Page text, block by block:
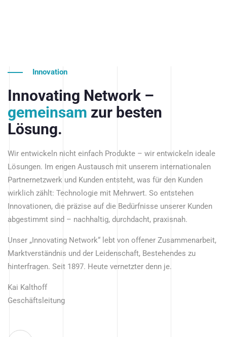
Innovation
Innovating Network –
gemeinsam zur besten
Lösung.
Wir entwickeln nicht einfach Produkte – wir entwickeln ideale
Lösungen. Im engen Austausch mit unserem internationalen
Partnernetzwerk und Kunden entsteht, was für den Kunden
wirklich zählt: Technologie mit Mehrwert. So entstehen
Innovationen, die präzise auf die Bedürfnisse unserer Kunden
abgestimmt sind – nachhaltig, durchdacht, praxisnah.
Unser „Innovating Network“ lebt von offener Zusammenarbeit,
Marktverständnis und der Leidenschaft, Bestehendes zu
hinterfragen. Seit 1897. Heute vernetzter denn je.
Kai Kalthoff
Geschäftsleitung